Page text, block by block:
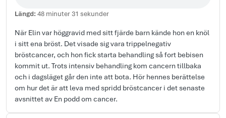
Längd:48 minuter 31 sekunder
När Elin var höggravid med sitt fjärde barn kände hon en knöl
i sitt ena bröst. Det visade sig vara trippelnegativ
bröstcancer, och hon fick starta behandling så fort bebisen
kommit ut. Trots intensiv behandling kom cancern tillbaka
och i dagsläget går den inte att bota. Hör hennes berättelse
om hur det är att leva med spridd bröstcancer i det senaste
avsnittet av En podd om cancer.